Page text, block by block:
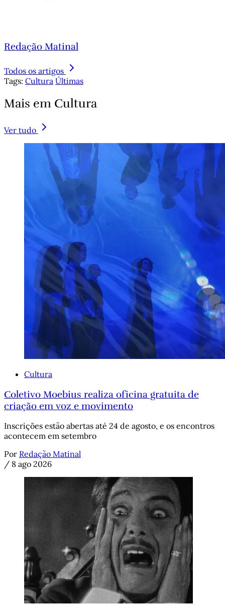
Redação Matinal
Todos os artigos
Tags: Cultura Últimas
Mais em Cultura
Ver tudo
Cultura
Coletivo Moebius realiza oficina gratuita de
criação em voz e movimento
Inscrições estão abertas até 24 de agosto, e os encontros
acontecem em setembro
Por Redação Matinal
/ 8 ago 2026